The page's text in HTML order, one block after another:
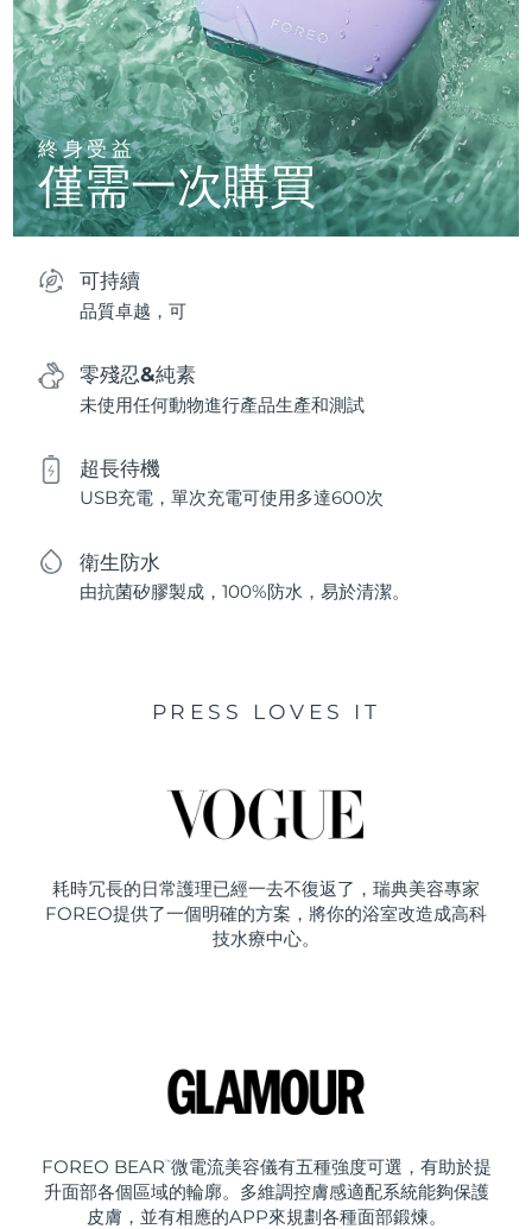
終身受益
僅需一次購買
可持續
品質卓越，可
零殘忍&純素
未使用任何動物進行產品生產和測試
超長待機
USB充電，單次充電可使用多達600次
衛生防水
由抗菌矽膠製成，100%防水，易於清潔。
PRESS LOVES IT
耗時冗長的日常護理已經一去不復返了，瑞典美容專家
FOREO提供了一個明確的方案，將你的浴室改造成高科
技水療中心。
FOREO BEAR ™ 微電流美容儀有五種強度可選，有助於提
升面部各個區域的輪廓。多維調控膚感適配系統能夠保護
皮膚，並有相應的APP來規劃各種面部鍛煉。